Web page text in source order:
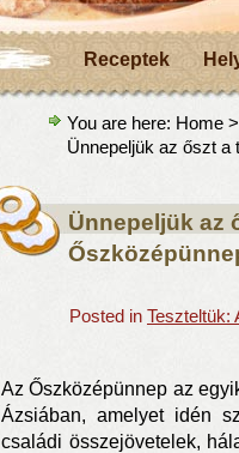
Receptek
You are here: Home
Ünnepeljük az őszt a
Ünnepeljük az
Posted in Teszteltük:
Az Őszközépünnep az
Ázsiában, amelyet idén
családi összejövetelek,